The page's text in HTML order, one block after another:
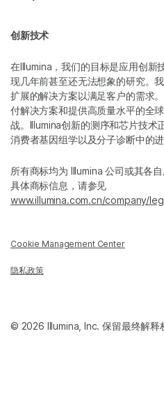
创新技术
在Illumina，我们的目标是应用创新
现几年前甚至还无法想象的研究。
扩展的解决方案以满足客户的需求
付解决方案和提供高质量水平的全
战。Illumina创新的测序和芯片技术
消费者基因组学以及分子诊断中的进
所有商标均为 Illumina 公司或其各自
具体商标信息，请参见
www.illumina.com.cn/company/
Cookie Management Center
隐私政策
© 2026 Illumina, Inc. 保留最终解释